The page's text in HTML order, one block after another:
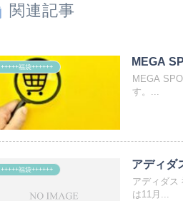
関連記事
+++++福袋++++++ MEGA
MEGA
す。...
+++++福袋++++++ アディダ
アディダス
は11月...